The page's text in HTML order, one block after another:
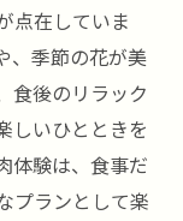
点在していま
、季節の花が美
食後のリラック
しいひとときを
体験は、食事だ
プランとして楽